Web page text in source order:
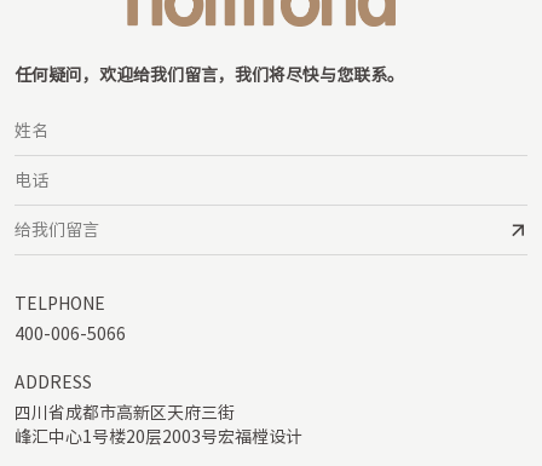
任何疑问，欢迎给我们留言，我们将尽快与您联系。
TELPHONE
400-006-5066
ADDRESS
四川省成都市高新区天府三街
峰汇中心1号楼20层2003号宏福樘设计